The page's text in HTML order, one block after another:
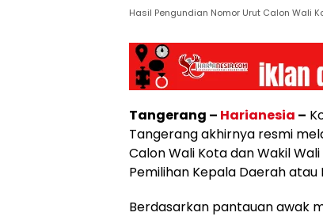
Hasil Pengundian Nomor Urut Calon Wali
Tangerang – Harianesia –
Tangerang akhirnya resmi
Calon Wali Kota dan Wakil
Pemilihan Kepala Daerah atau
Berdasarkan pantauan awak